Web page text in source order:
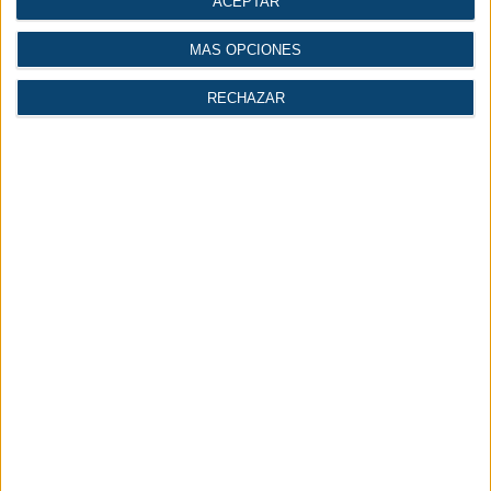
MÁS OPCIONES
RECHAZAR
punto de encuentro de referencia internacional para todo el sector logístico
donde el potencial logístico España estará más presente que nunca también a
través de una destacada participación del Ministerio de Transportes y
Movilidad Sostenible, con la presencia de Puertos del Estado, Renfe, Adif y
Aena, y del Ministerio de Vivienda y Agenda Urbana a través de SEPES.